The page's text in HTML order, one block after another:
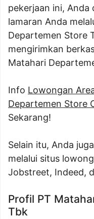
pekerjaan ini,
lamaran Anda
Departemen Store
mengirimkan
Matahari
Info Lowongan
Departemen Store
Sekarang!
Selain itu, Anda
melalui situs
Jobstreet, Indeed,
Profil PT
Tbk